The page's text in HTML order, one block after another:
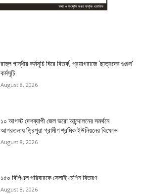
রাহুল গান্ধীর কর্মসূচি ঘিরে বিতর্ক, প্রয়াগরাজে ‘ছাত্রদের গুঞ্জন’
কর্মসূচি
August 8, 2026
১০ আগস্ট দেশব্যাপী জেল ভরো আন্দোলনের সমর্থনে
আগরতলায় ত্রিপুরা গ্রামীণ শ্রমিক ইউনিয়নের বিক্ষোভ
August 8, 2026
১৫০ বিপিএল পরিবারকে সেলাই মেশিন বিতরণ
August 8, 2026